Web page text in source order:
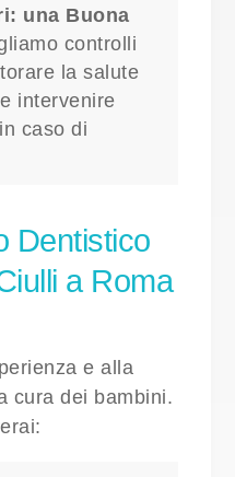
una Buona
controlli
la salute
intervenire
caso di
Dentistico
a Roma
e alla
cura dei bambini.